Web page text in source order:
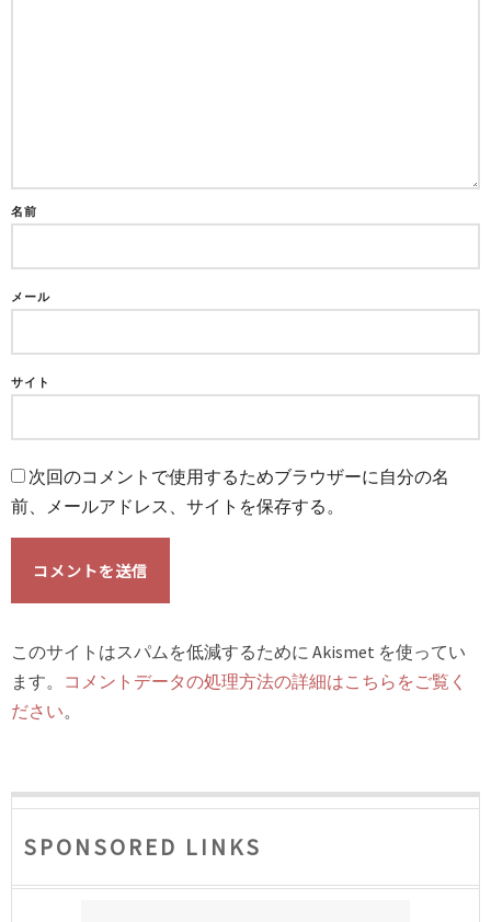
名前
メール
サイト
次回のコメントで使用するためブラウザーに自分の名
前、メールアドレス、サイトを保存する。
このサイトはスパムを低減するために Akismet を使ってい
ます。 コメントデータの処理方法の詳細はこちらをご覧く
ださい。
SPONSORED LINKS